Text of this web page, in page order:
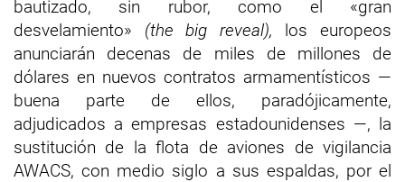
bautizado, sin rubor, como el «gran
desvelamiento» (the big reveal), los europeos
anunciarán decenas de miles de millones de
dólares en nuevos contratos armamentísticos —
buena parte de ellos, paradójicamente,
adjudicados a empresas estadounidenses —, la
sustitución de la flota de aviones de vigilancia
AWACS, con medio siglo a sus espaldas, por el